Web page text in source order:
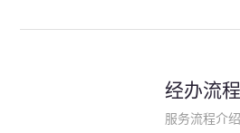
险、政府公共安全责任保险/自然灾害
人责任险、首台套/首版次保险、科技
经办流程
服务流程介绍